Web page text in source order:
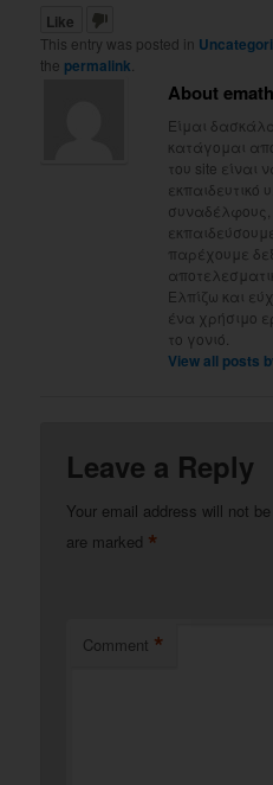
Like
This entry was posted in
the permalink
About
Είμαι
κατάγομαι
του site
εκπαιδευτικό
συναδέλφους,
παρέχουμε
Ελπίζω και
ένα χρήσιμο
το γονιό.
View all posts
Leave a Reply
Your email address will not
are marked *
Comment *